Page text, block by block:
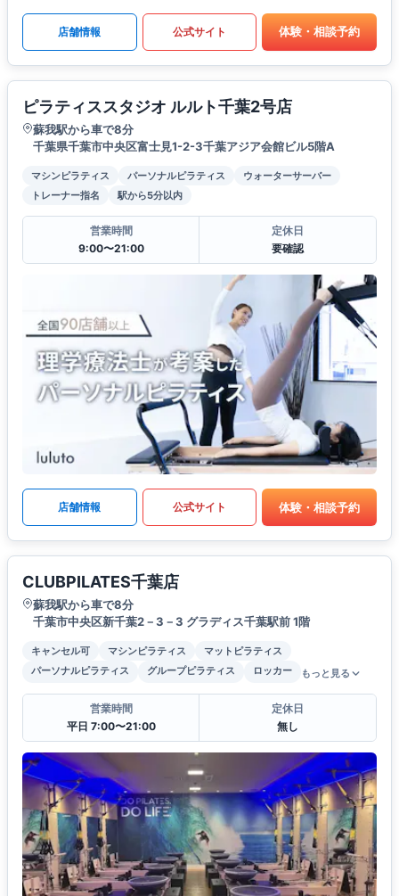
店舗情報 公式サイト 体験・相談予約
ピラティススタジオ ルルト千葉2号店
蘇我駅から車で8分
千葉県千葉市中央区富士見1-2-3千葉アジア会館ビル5階A
マシンピラティス パーソナルピラティス
ウォーターサーバー
トレーナー指名
駅から5分以内
営業時間
9:00〜21:00
定休日
要確認
店舗情報 公式サイト 体験・相談予約
CLUBPILATES千葉店
蘇我駅から車で8分
千葉市中央区新千葉2－3－3 グラディス千葉駅前 1階
キャンセル可 マシンピラティス
マットピラティス
パーソナルピラティス
グループピラティス ロッカー もっと見る
営業時間
平日 7:00〜21:00
定休日
無し